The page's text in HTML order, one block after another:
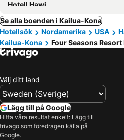
Hotell Hawi
Se alla boenden i Kailua-Kona
Hotellsök
Nordamerika USA
Kailua-Kona
Four Seasons Resort
Välj ditt land
Lägg till på Google
Hitta våra resultat enkelt: Lägg till
trivago som föredragen källa på
Google.